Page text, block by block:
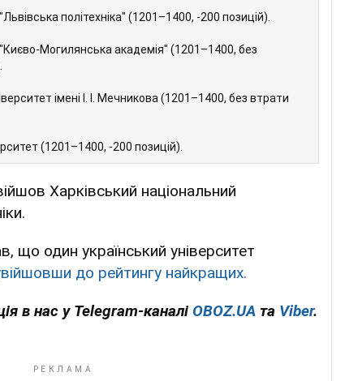
політехніка" (1201–1400, -200 позицій).
Могилянська академія" (1201–1400, без
імені І. І. Мечникова (1201–1400, без втрати
(1201–1400, -200 позицій).
Харківський національний
що один український університет
до рейтингу найкращих.
в нас у Telegram-каналі OBOZ.UA та Viber.